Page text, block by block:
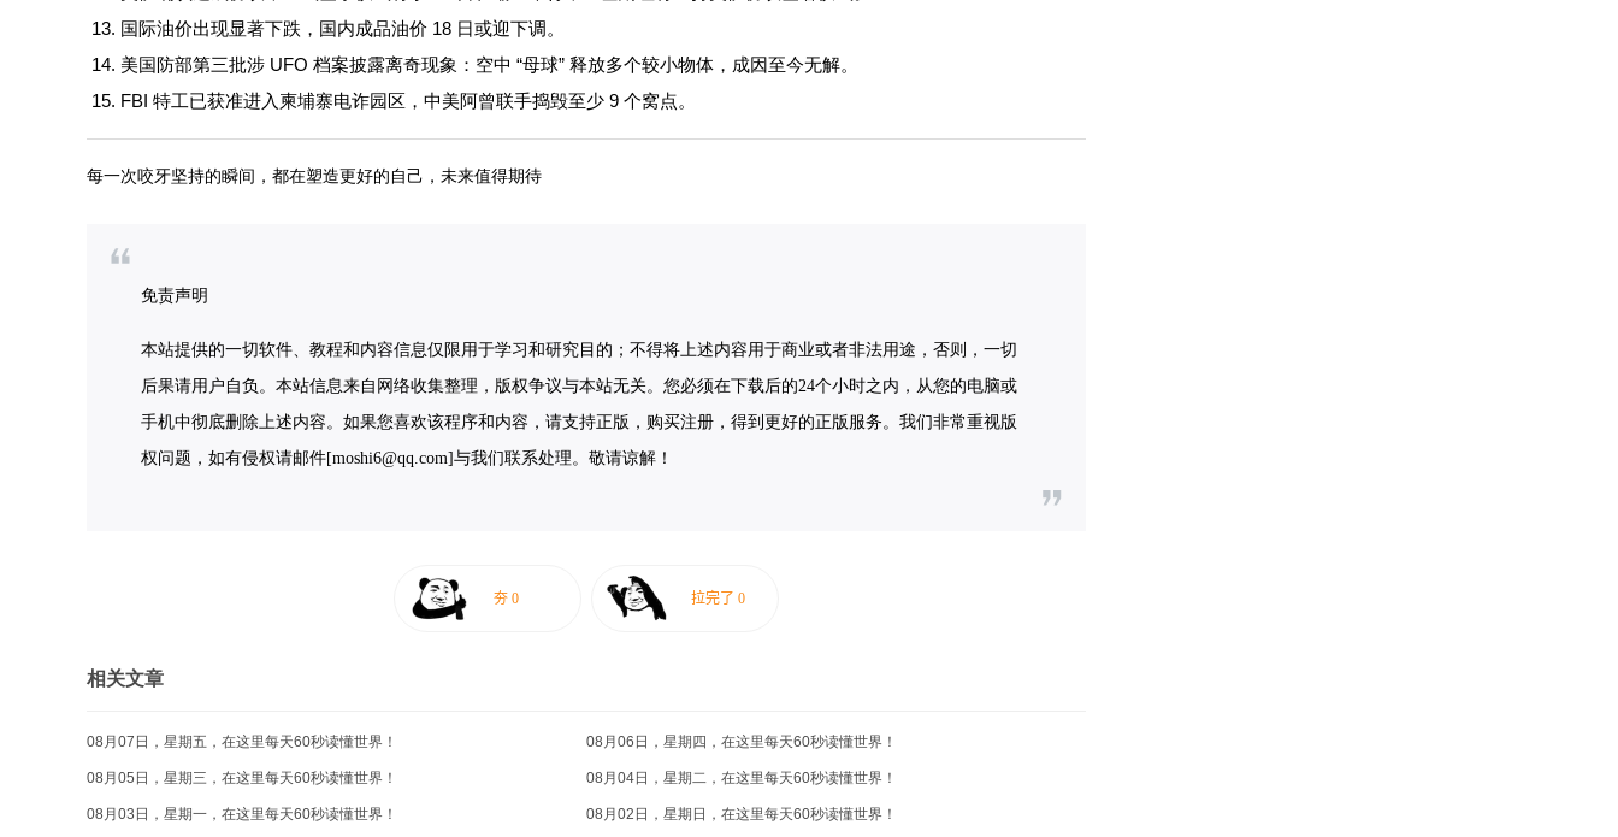
国际油价出现显著下跌，国内成品油价 18 日或迎下调。
美国防部第三批涉 UFO 档案披露离奇现象：空中 “母球” 释放多个较小物体，成因至今无解。
FBI 特工已获准进入柬埔寨电诈园区，中美阿曾联手捣毁至少 9 个窝点。
每一次咬牙坚持的瞬间，都在塑造更好的自己，未来值得期待
免责声明
本站提供的一切软件、教程和内容信息仅限用于学习和研究目的；不得将上述内容用于商业或者非法用途，否则，一切
后果请用户自负。本站信息来自网络收集整理，版权争议与本站无关。您必须在下载后的24个小时之内，从您的电脑或
手机中彻底删除上述内容。如果您喜欢该程序和内容，请支持正版，购买注册，得到更好的正版服务。我们非常重视版
权问题，如有侵权请邮件[moshi6@qq.com]与我们联系处理。敬请谅解！
相关文章
08月07日，星期五，在这里每天60秒读懂世界！ 08月06日，星期四，在这里每天60秒读懂世界！
08月05日，星期三，在这里每天60秒读懂世界！ 08月04日，星期二，在这里每天60秒读懂世界！
08月03日，星期一，在这里每天60秒读懂世界！ 08月02日，星期日，在这里每天60秒读懂世界！